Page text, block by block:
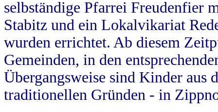
selbständige Pfarrei Freudenfier
Stabitz und ein Lokalvikariat
wurden errichtet. Ab diesem
Gemeinden, in den
Übergangsweise sind Kinder aus
traditionellen Gründen - in